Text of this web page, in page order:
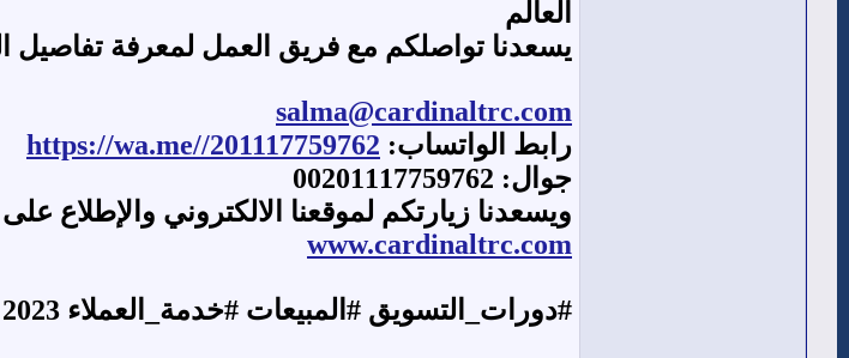
العالم
يسعدنا تواصلكم مع فريق العمل لمعرفة تفاصيل
salma@cardinaltrc.com
رابط الواتساب: https://wa.me//201117759762
جوال: 00201117759762
ويسعدنا زيارتكم لموقعنا الالكتروني والإطلاع
www.cardinaltrc.com
#دورات_التسويق #المبيعات #خدمة_العملاء 2023